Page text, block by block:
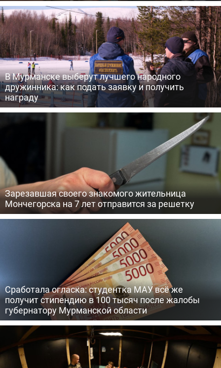
В Мурманске выберут лучшего народного
дружинника: как подать заявку и получить
награду
Зарезавшая своего знакомого жительница
Мончегорска на 7 лет отправится за решетку
Сработала огласка: студентка МАУ всё же
получит стипендию в 100 тысяч после жалобы
губернатору Мурманской области